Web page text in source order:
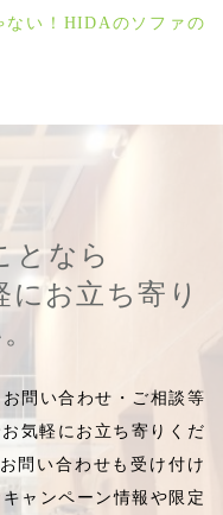
ない！HIDAのソファの
となら
お立ち寄り
問い合わせ・ご相談等
気軽にお立ち寄りくだ
問い合わせも受け付け
ャンペーン情報や限定